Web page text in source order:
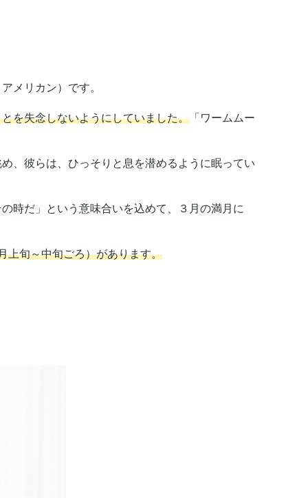
メリカン）です。
を失念しないようにしていました。 「ワームムー
、彼らは、ひっそりと息を潜めるように眠ってい
時だ」という意味合いを込めて、３月の満月に
上旬～中旬ごろ）があります。